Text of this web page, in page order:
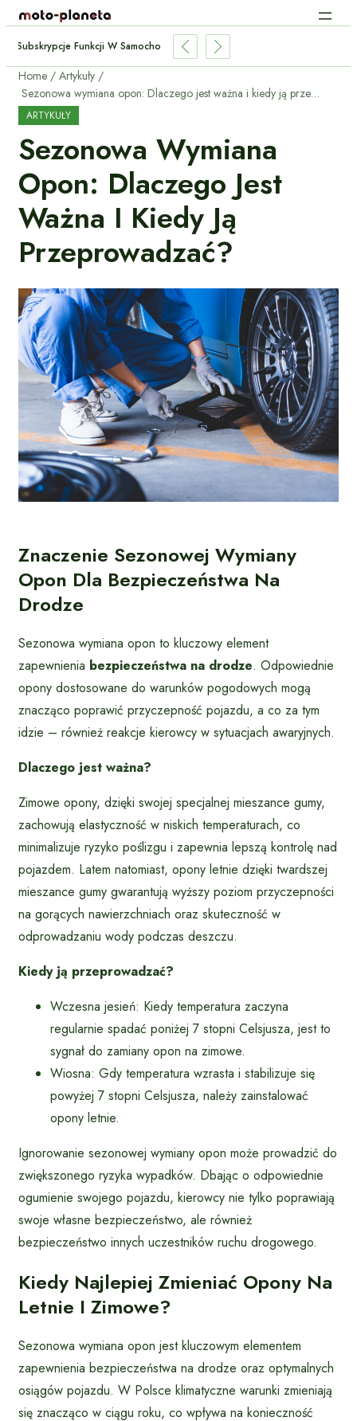
Subskrypcje Funkcji W Samochodach: Płacić Za Podgrzewane Fotele Co
Home
Artykuły
Sezonowa wymiana opon: Dlaczego jest ważna i kiedy ją przeprowadzać?
ARTYKUŁY
Sezonowa Wymiana
Opon: Dlaczego Jest
Ważna I Kiedy Ją
Przeprowadzać?
Znaczenie Sezonowej Wymiany
Opon Dla Bezpieczeństwa Na
Drodze
Sezonowa wymiana opon to kluczowy element
zapewnienia bezpieczeństwa na drodze. Odpowiednie
opony dostosowane do warunków pogodowych mogą
znacząco poprawić przyczepność pojazdu, a co za tym
idzie – również reakcje kierowcy w sytuacjach awaryjnych.
Dlaczego jest ważna?
Zimowe opony, dzięki swojej specjalnej mieszance gumy,
zachowują elastyczność w niskich temperaturach, co
minimalizuje ryzyko poślizgu i zapewnia lepszą kontrolę nad
pojazdem. Latem natomiast, opony letnie dzięki twardszej
mieszance gumy gwarantują wyższy poziom przyczepności
na gorących nawierzchniach oraz skuteczność w
odprowadzaniu wody podczas deszczu.
Kiedy ją przeprowadzać?
Wczesna jesień: Kiedy temperatura zaczyna
regularnie spadać poniżej 7 stopni Celsjusza, jest to
sygnał do zamiany opon na zimowe.
Wiosna: Gdy temperatura wzrasta i stabilizuje się
powyżej 7 stopni Celsjusza, należy zainstalować
opony letnie.
Ignorowanie sezonowej wymiany opon może prowadzić do
zwiększonego ryzyka wypadków. Dbając o odpowiednie
ogumienie swojego pojazdu, kierowcy nie tylko poprawiają
swoje własne bezpieczeństwo, ale również
bezpieczeństwo innych uczestników ruchu drogowego.
Kiedy Najlepiej Zmieniać Opony Na
Letnie I Zimowe?
Sezonowa wymiana opon jest kluczowym elementem
zapewnienia bezpieczeństwa na drodze oraz optymalnych
osiągów pojazdu. W Polsce klimatyczne warunki zmieniają
się znacząco w ciągu roku, co wpływa na konieczność